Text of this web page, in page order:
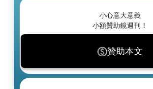
小心意大意義
小額贊助鏡週刊！
贊助本文